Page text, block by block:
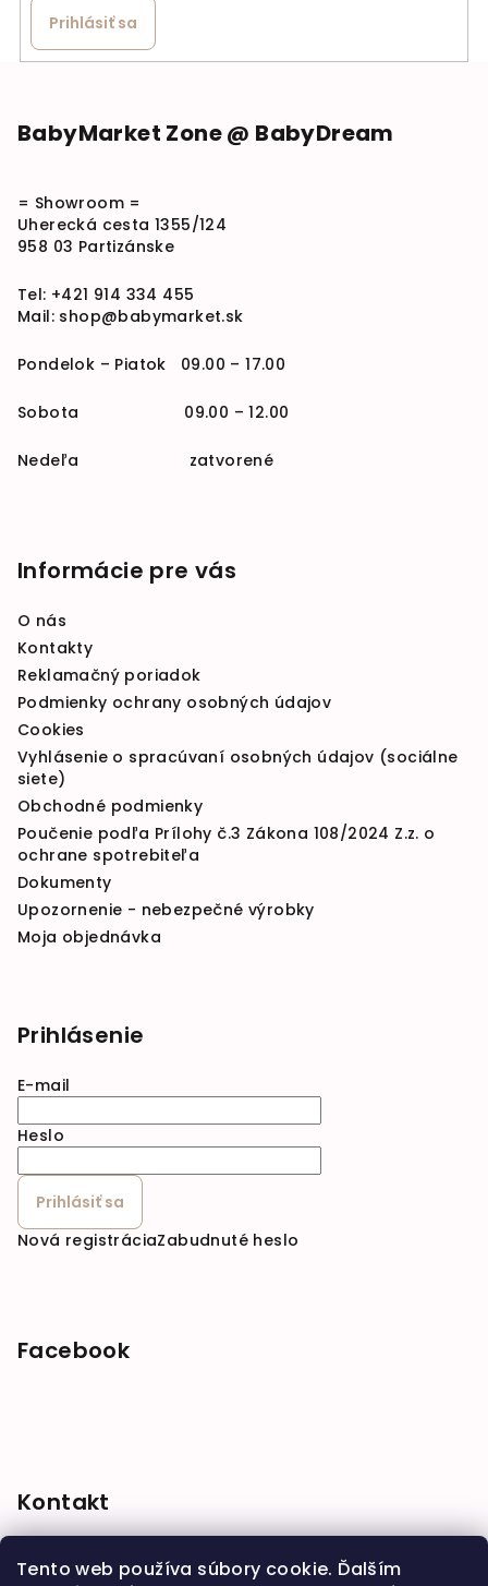
Tento web používa súbory cookie. Ďalším
Prihlásiť sa
BabyMarket Zone @ BabyDream
= Showroom =
Uherecká cesta 1355/124
958 03 Partizánske
Tel: +421 914 334 455
Mail: shop@babymarket.sk
Pondelok – Piatok 09.00 – 17.00
Sobota 09.00 – 12.00
Nedeľa zatvorené
Informácie pre vás
O nás
Kontakty
Reklamačný poriadok
Podmienky ochrany osobných údajov
Cookies
Vyhlásenie o spracúvaní osobných údajov (sociálne
siete)
Obchodné podmienky
Poučenie podľa Prílohy č.3 Zákona 108/2024 Z.z. o
ochrane spotrebiteľa
Dokumenty
Upozornenie - nebezpečné výrobky
Moja objednávka
Prihlásenie
E-mail
Heslo
Prihlásiť sa
Nová registráciaZabudnuté heslo
Facebook
Kontakt
shop @babymarket.sk